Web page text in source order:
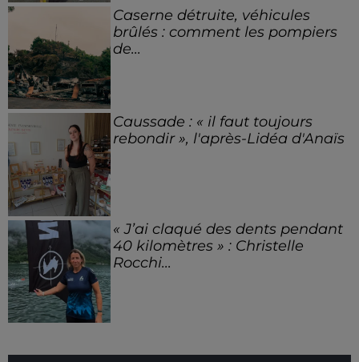
Caserne détruite, véhicules
brûlés : comment les pompiers
de...
Caussade : « il faut toujours
rebondir », l'après-Lidéa d'Anaïs
« J’ai claqué des dents pendant
40 kilomètres » : Christelle
Rocchi...